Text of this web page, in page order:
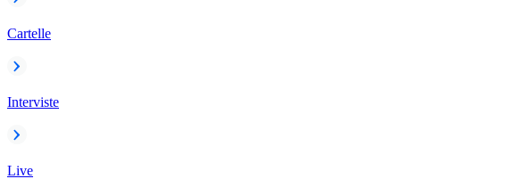
Cartelle
Interviste
Live